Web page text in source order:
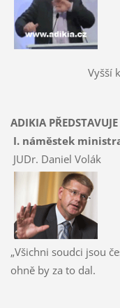
Vyšší
ADIKIA PŘEDSTAVUJE
I. náměstek
JUDr. Daniel Volák
„Všichni soudci jsou
ohně by za to dal.